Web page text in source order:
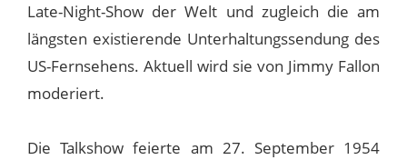
Late-Night-Show der Welt und zugleich die am
längsten existierende Unterhaltungssendung des
US-Fernsehens. Aktuell wird sie von Jimmy Fallon
moderiert.
Die Talkshow feierte am 27. September 1954